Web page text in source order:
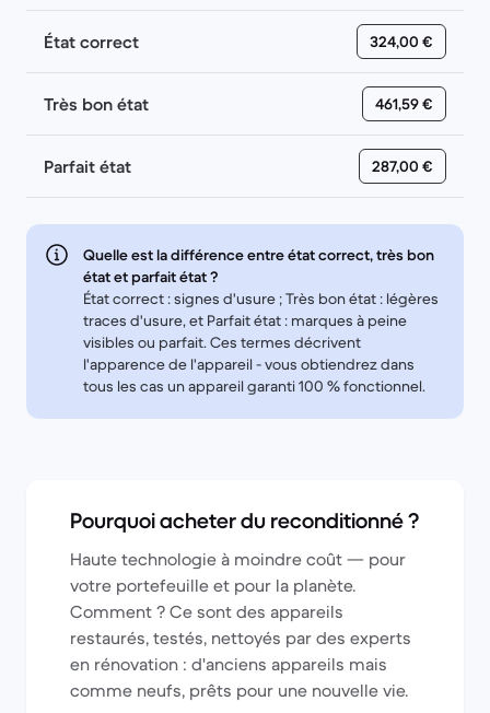
État correct 324,00 €
Très bon état 461,59 €
Parfait état 287,00 €
Quelle est la différence entre état correct, très bon
état et parfait état ?
État correct : signes d'usure ; Très bon état : légères
traces d'usure, et Parfait état : marques à peine
visibles ou parfait. Ces termes décrivent
l'apparence de l'appareil - vous obtiendrez dans
tous les cas un appareil garanti 100 % fonctionnel.
Pourquoi acheter du reconditionné ?
Haute technologie à moindre coût — pour
votre portefeuille et pour la planète.
Comment ? Ce sont des appareils
restaurés, testés, nettoyés par des experts
en rénovation : d'anciens appareils mais
comme neufs, prêts pour une nouvelle vie.